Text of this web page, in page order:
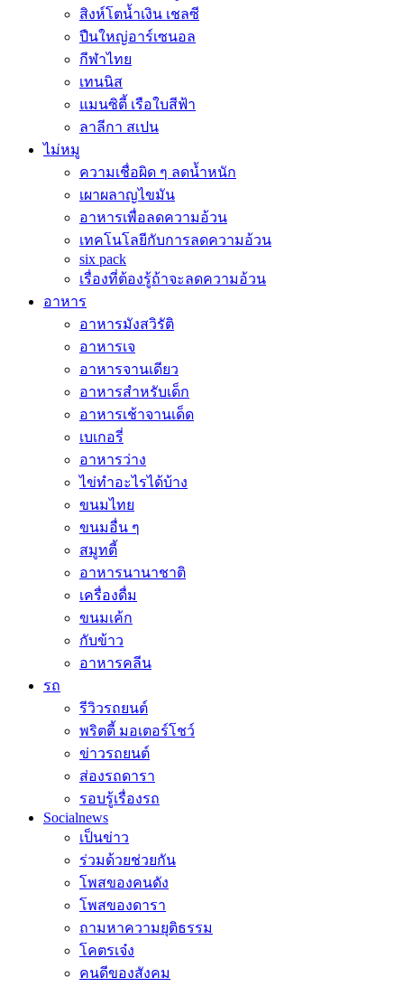
สิงห์โตน้ำเงิน เชลซี
ปืนใหญ่อาร์เซนอล
กีฬาไทย
เทนนิส
แมนซิตี้ เรือใบสีฟ้า
ลาลีกา สเปน
ไม่หมู
ความเชื่อผิด ๆ ลดน้ำหนัก
เผาผลาญไขมัน
อาหารเพื่อลดความอ้วน
เทคโนโลยีกับการลดความอ้วน
six pack
เรื่องที่ต้องรู้ถ้าจะลดความอ้วน
อาหาร
อาหารมังสวิรัติ
อาหารเจ
อาหารจานเดียว
อาหารสำหรับเด็ก
อาหารเช้าจานเด็ด
เบเกอรี่
อาหารว่าง
ไข่ทำอะไรได้บ้าง
ขนมไทย
ขนมอื่น ๆ
สมูทตี้
อาหารนานาชาติ
เครื่องดื่ม
ขนมเค้ก
กับข้าว
อาหารคลีน
รถ
รีวิวรถยนต์
พริตตี้ มอเตอร์โชว์
ข่าวรถยนต์
ส่องรถดารา
รอบรู้เรื่องรถ
Socialnews
เป็นข่าว
ร่วมด้วยช่วยกัน
โพสของคนดัง
โพสของดารา
ถามหาความยุติธรรม
โคตรเจ๋ง
คนดีของสังคม